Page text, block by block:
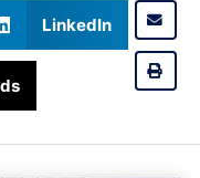
LinkedIn